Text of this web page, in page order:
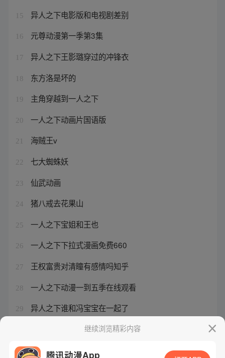
15 异人之下电影版和电视剧差别
16 元尊动漫第一季第3集
17 异人之下王影璐穿过的冲锋衣
18 东方洛是坏的
19 主角穿越到一人之下
20 一人之下动画片国语版
21 海贼王v
22 七大蜘蛛妖
23 仙武动画
24 猪八戒去花果山
25 一人之下宝姐和王也
26 一人之下下拉式漫画免费660
27 王权富贵对清瞳有感情吗知乎
28 一人之下动漫一到五季在线观看
29 异人之下谁和冯宝宝在一起了
一人之下动漫连环画图片继续浏览精彩内容
腾讯动漫App